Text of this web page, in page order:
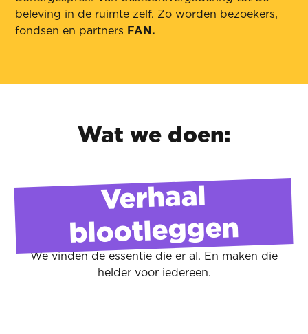
beleving in de ruimte zelf. Zo worden bezoekers,
fondsen en partners FAN.
Wat we doen:
Verhaal
blootleggen
We vinden de essentie die er al. En maken die
helder voor iedereen.